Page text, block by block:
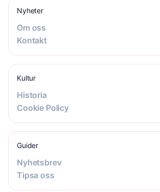
Nyheter
Om oss
Kontakt
Kultur
Historia
Cookie Policy
Guider
Nyhetsbrev
Tipsa oss